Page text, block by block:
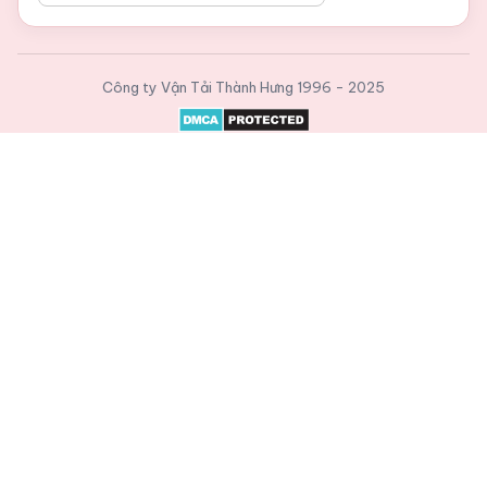
Công ty Vận Tải Thành Hưng 1996 - 2025